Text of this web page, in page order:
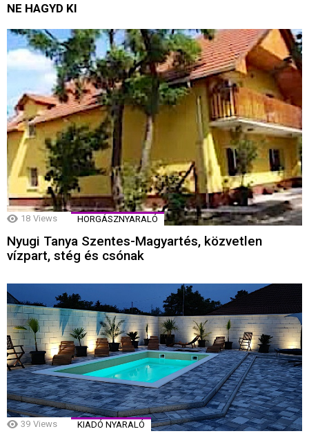
NE HAGYD KI
18 Views HORGÁSZNYARALÓ
Nyugi Tanya Szentes-Magyartés, közvetlen
vízpart, stég és csónak
39 Views KIADÓ NYARALÓ